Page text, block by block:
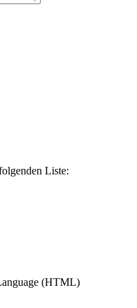
Liste:
(HTML)